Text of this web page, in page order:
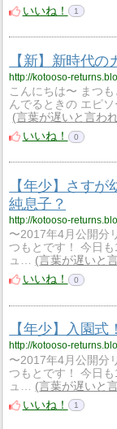
いいね！
1
【新】新時代の
http://kotooso-
こんにちは〜 まつ
んでるときの エピ
言葉が遅いと言わ
いいね！
0
【年少】さす
純息子？
http://kotooso-
〜2017年4月公開分
つもとです！ 今日
ュ…
言葉が遅いと
いいね！
0
【年少】入園式！
http://kotooso-
〜2017年4月公開分
つもとです！ 今日
ュ…
言葉が遅いと
いいね！
1